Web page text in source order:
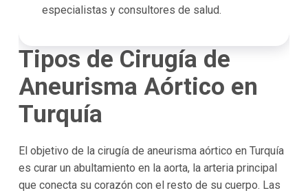
especialistas y consultores de salud.
Tipos de Cirugía de
Aneurisma Aórtico en
Turquía
El objetivo de la cirugía de aneurisma aórtico en Turquía
es curar un abultamiento en la aorta, la arteria principal
que conecta su corazón con el resto de su cuerpo. Las